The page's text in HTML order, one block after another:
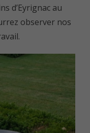
d’Eyrignac au
observer nos